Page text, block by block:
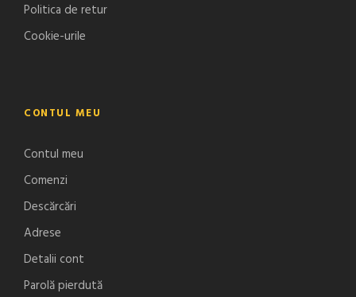
Politica de retur
Cookie-urile
CONTUL MEU
Contul meu
Comenzi
Descărcări
Adrese
Detalii cont
Parolă pierdută